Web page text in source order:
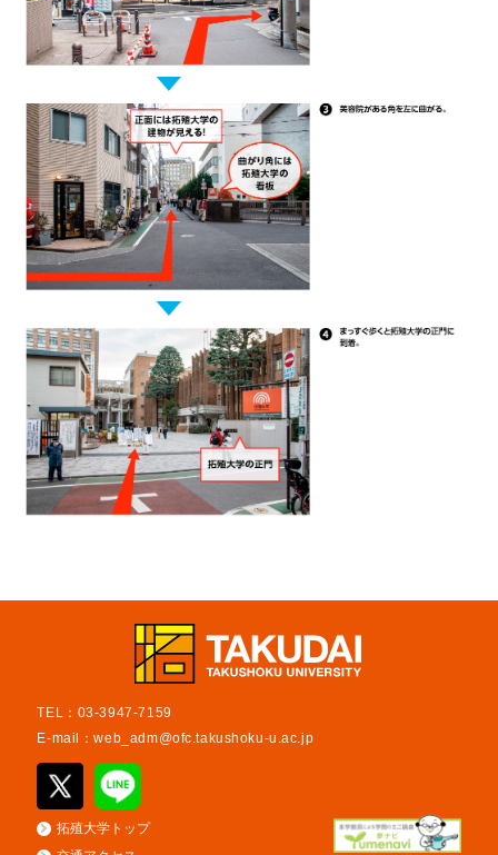
TEL：03-3947-7159
E-mail：web_adm@ofc.takushoku-u.ac.jp
拓殖大学トップ